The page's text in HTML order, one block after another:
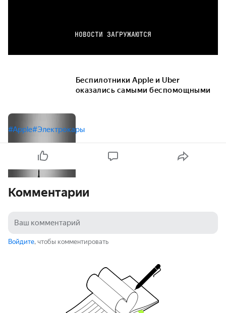
НОВОСТИ ЗАГРУЖАЮТСЯ
Беспилотники Apple и Uber
оказались самыми беспомощными
#Apple#Электрокары
Комментарии
Войдите, чтобы комментировать